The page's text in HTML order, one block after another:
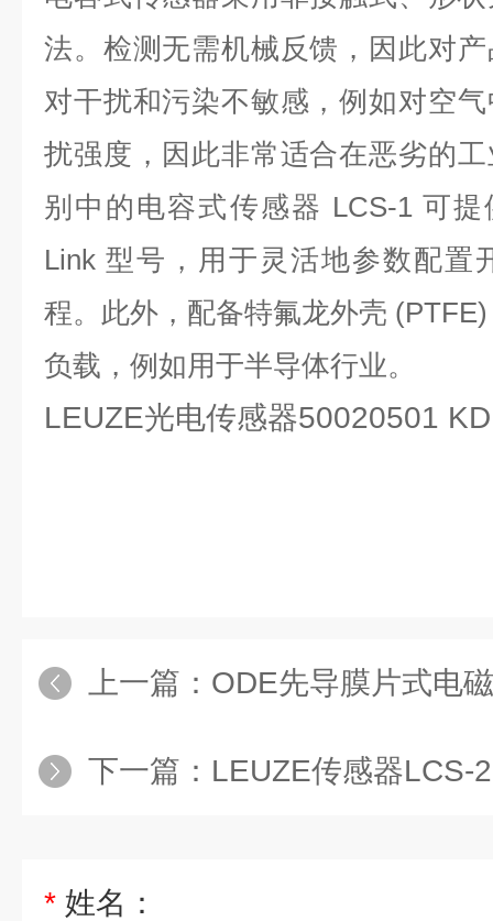
法。检测无需机械反馈，因此对
对干扰和污染不敏感，例如对空
扰强度，因此非常适合在恶劣的
别中的电容式传感器 LCS-1 可
Link 型号，用于灵活地参数配置
程。此外，配备特氟龙外壳
负载，例如用于半导体行业。
LEUZE光电传感器50020501
上一篇： ODE先导膜片式电
下一篇： LEUZE传感器LCS-
* 姓名：